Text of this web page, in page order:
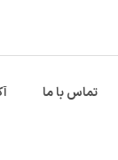
تماس با ما